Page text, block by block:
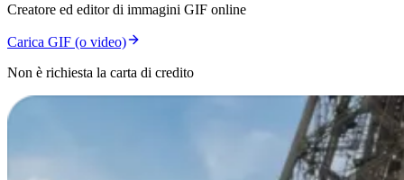
Creatore ed editor di immagini GIF online
Carica GIF (o video)
Non è richiesta la carta di credito